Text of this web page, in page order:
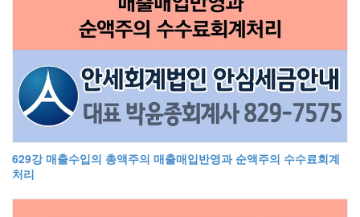
629강 매출수입의 총액주의 매출매입반영과 순액주의 수수료회계
처리